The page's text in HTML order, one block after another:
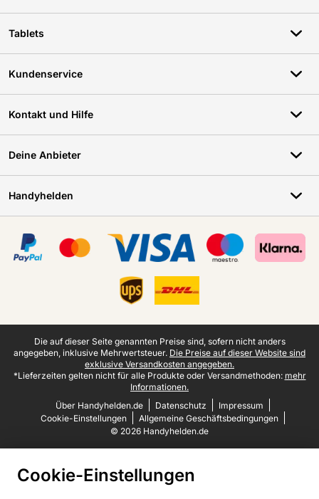
Tablets
Kundenservice
Kontakt und Hilfe
Deine Anbieter
Handyhelden
Juristische Fußzeile
Die auf dieser Seite genannten Preise sind, sofern nicht anders
angegeben, inklusive Mehrwertsteuer. Die Preise auf dieser Website sind
exklusive Versandkosten angegeben.
*Lieferzeiten gelten nicht für alle Produkte oder Versandmethoden: mehr
Informationen.
Über Handyhelden.de
Datenschutz
Impressum
Cookie-Einstellungen
Allgemeine Geschäftsbedingungen
© 2026 Handyhelden.de
Cookie-Einstellungen